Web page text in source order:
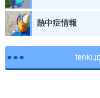
熱中症情報